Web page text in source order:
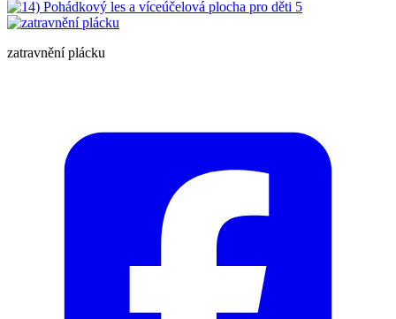
zatravnění plácku